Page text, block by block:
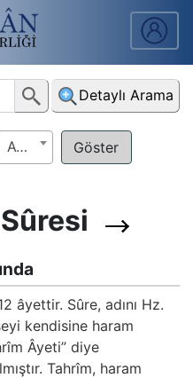
Detaylı Arama
Ayet
âyettir. Sûre, adını Hz.
kendisine haram
Âyeti” diye
Tahrîm, haram